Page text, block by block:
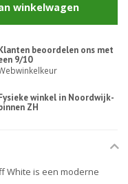
winkelwagen
beoordelen ons met
9/10
winkel in Noordwijk-
ZH
White is een moderne